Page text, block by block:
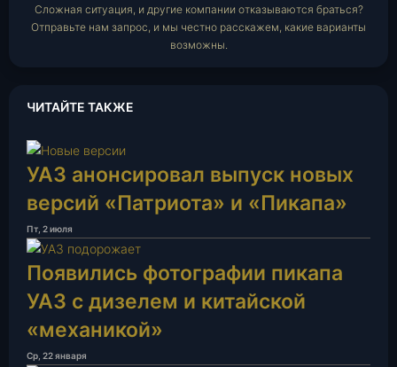
Сложная ситуация, и другие компании отказываются браться?
Отправьте нам запрос, и мы честно расскажем, какие варианты
возможны.
ЧИТАЙТЕ ТАКЖЕ
УАЗ анонсировал выпуск новых
версий «Патриота» и «Пикапа»
Пт, 2 июля
Появились фотографии пикапа
УАЗ с дизелем и китайской
«механикой»
Ср, 22 января